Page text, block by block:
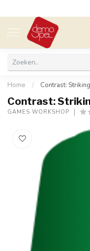
MENU
Home / Contrast:
Contrast:
GAMES WORKSHOP